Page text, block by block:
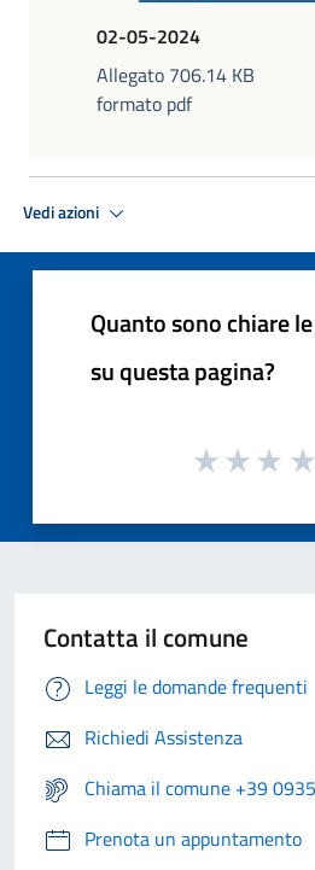
02-05-2024
Allegato 706.14 KB
formato pdf
Vedi azioni
Quanto sono chiare
su questa pagina?
Contatta il comune
Leggi le domande frequenti
Richiedi Assistenza
Chiama il comune +39
Prenota un appuntamento